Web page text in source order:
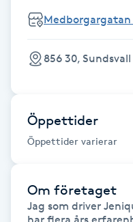
Gellack med förstärkning
Gravidmassage
Gravidyoga
Medborgargatan
856 30, Sundsvall
Öppettider
Öppettider varierar
Om företaget
Jag som driver